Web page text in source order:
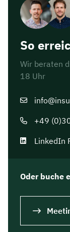
So
Wir beraten
18 Uhr
+49
LinkedIn
Oder buche